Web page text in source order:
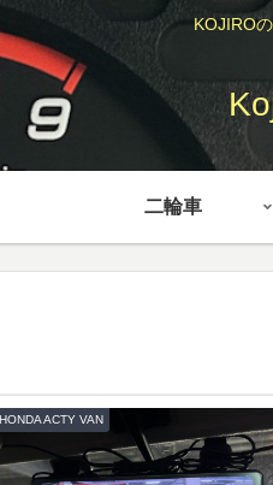
KOJIRO
二輪車
HONDA ACTY VAN